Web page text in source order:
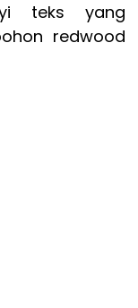
teks yang
redwood